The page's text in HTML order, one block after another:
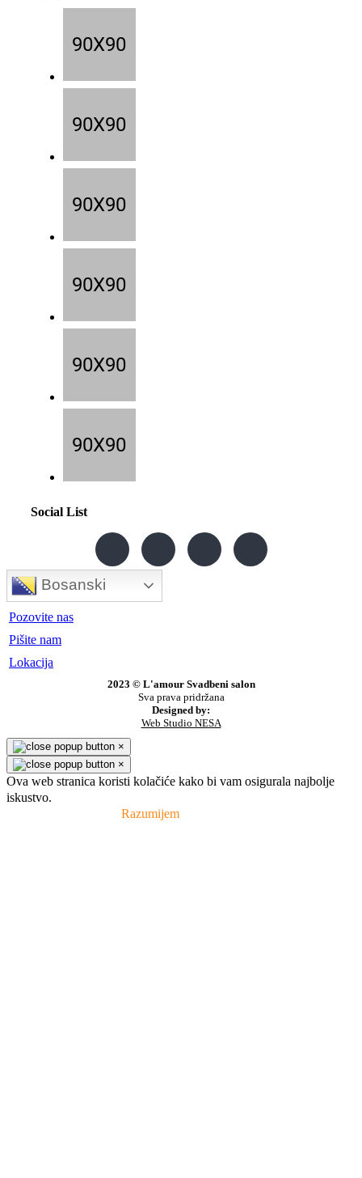
Social List
Bosanski
Pozovite nas
Pišite nam
Lokacija
2023 © L'amour Svadbeni salon
Sva prava pridržana
Designed by:
Web Studio NESA
×
×
Ova web stranica koristi kolačiće kako bi vam osigurala najbolje
iskustvo.
Razumijem